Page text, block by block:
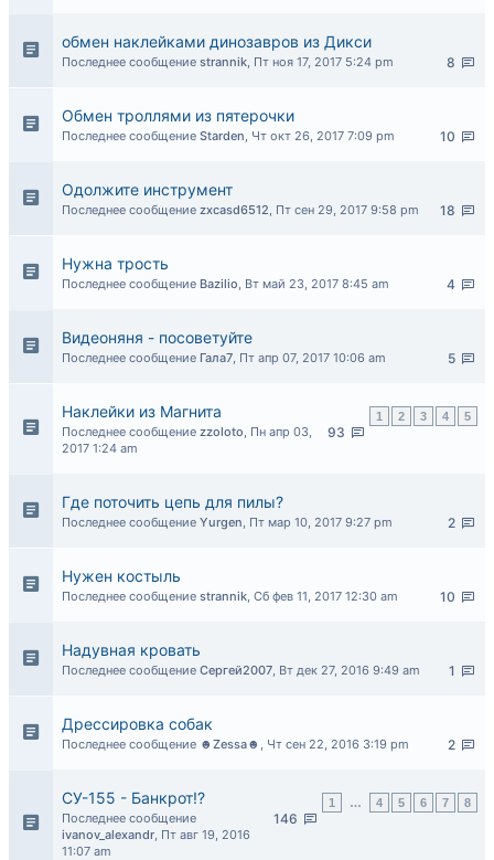
обмен наклейками динозавров из Дикси
8
Последнее сообщение strannik, Пт ноя 17, 2017 5:24 pm
Обмен троллями из пятерочки
10
Последнее сообщение Starden, Чт окт 26, 2017 7:09 pm
Одолжите инструмент
18
Последнее сообщение zxcasd6512, Пт сен 29, 2017 9:58 pm
Нужна трость
4
Последнее сообщение Bazilio, Вт май 23, 2017 8:45 am
Видеоняня - посоветуйте
5
Последнее сообщение Гала7, Пт апр 07, 2017 10:06 am
Наклейки из Магнита 1 2 3 4 5
93
Последнее сообщение zzoloto, Пн апр 03,
2017 1:24 am
Где поточить цепь для пилы?
2
Последнее сообщение Yurgen, Пт мар 10, 2017 9:27 pm
Нужен костыль
10
Последнее сообщение strannik, Сб фев 11, 2017 12:30 am
Надувная кровать
1
Последнее сообщение Сергей2007, Вт дек 27, 2016 9:49 am
Дрессировка собак
2
Последнее сообщение ☻Zessa☻ , Чт сен 22, 2016 3:19 pm
СУ-155 - Банкрот!? 1 … 4 5 6 7 8
146
Последнее сообщение
ivanov_alexandr, Пт авг 19, 2016
11:07 am